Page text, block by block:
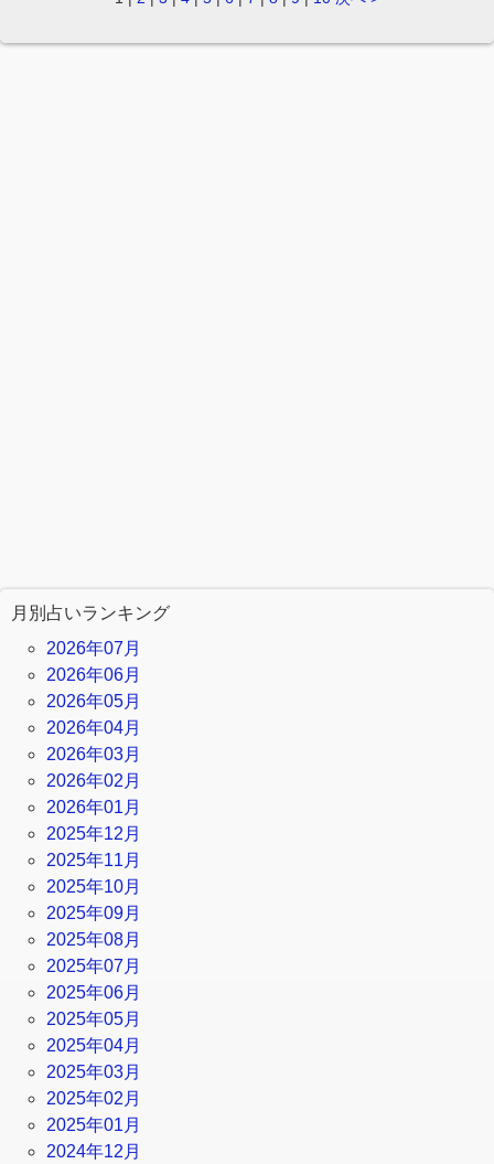
月別占いランキング
2026年07月
2026年06月
2026年05月
2026年04月
2026年03月
2026年02月
2026年01月
2025年12月
2025年11月
2025年10月
2025年09月
2025年08月
2025年07月
2025年06月
2025年05月
2025年04月
2025年03月
2025年02月
2025年01月
2024年12月